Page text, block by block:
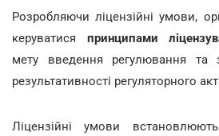
Розробляючи ліцензійні умови,
керуватися принципами
мету введення регулювання та
результативності регуляторного
Ліцензійні умови встановлюють